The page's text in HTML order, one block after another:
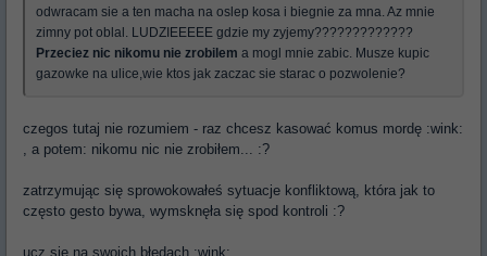
odwracam sie a ten macha na oslep kosa i biegnie za mna. Az mnie
zimny pot oblal. LUDZIEEEEE gdzie my zyjemy?????????????
Przeciez nic nikomu nie zrobilem a mogl mnie zabic. Musze kupic
gazowke na ulice,wie ktos jak zaczac sie starac o pozwolenie?
czegos tutaj nie rozumiem - raz chcesz kasować komus mordę :wink:
, a potem: nikomu nic nie zrobiłem... :?
zatrzymując się sprowokowałeś sytuacje konfliktową, która jak to
często gesto bywa, wymsknęła się spod kontroli :?
ucz się na swoich błędach :wink: